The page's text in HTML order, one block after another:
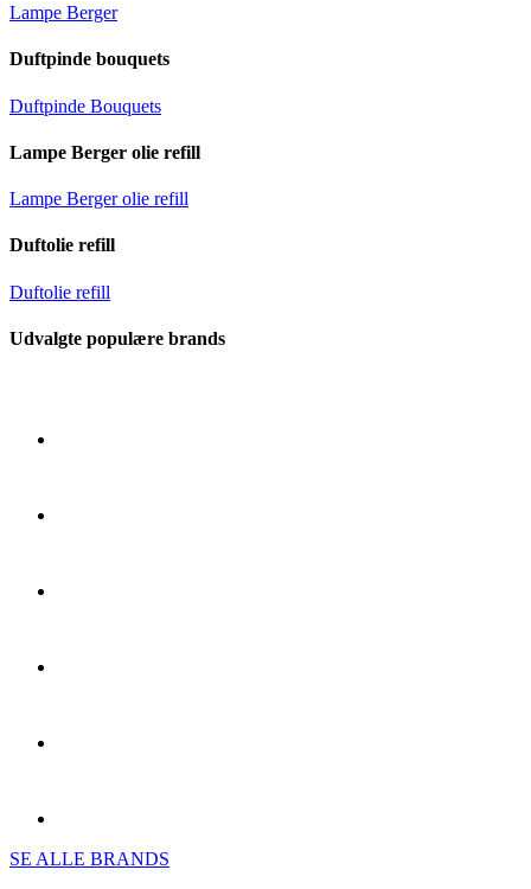
Lampe Berger
Duftpinde bouquets
Duftpinde Bouquets
Lampe Berger olie refill
Lampe Berger olie refill
Duftolie refill
Duftolie refill
Udvalgte populære brands
SE ALLE BRANDS